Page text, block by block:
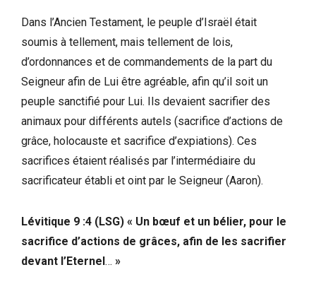
Dans l’Ancien Testament, le peuple d’Israël était
soumis à tellement, mais tellement de lois,
d’ordonnances et de commandements de la part du
Seigneur afin de Lui être agréable, afin qu’il soit un
peuple sanctifié pour Lui. Ils devaient sacrifier des
animaux pour différents autels (sacrifice d’actions de
grâce, holocauste et sacrifice d’expiations). Ces
sacrifices étaient réalisés par l’intermédiaire du
sacrificateur établi et oint par le Seigneur (Aaron).
Lévitique 9 :4 (LSG) « Un bœuf et un bélier, pour le
sacrifice d’actions de grâces, afin de les sacrifier
devant l’Eternel… »